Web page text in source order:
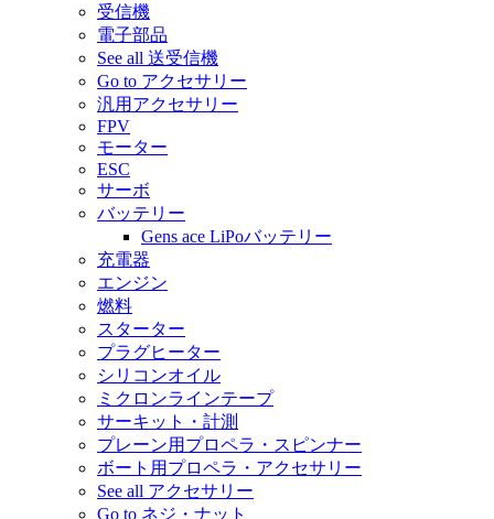
受信機
電子部品
See all 送受信機
Go to アクセサリー
汎用アクセサリー
FPV
モーター
ESC
サーボ
バッテリー
Gens ace LiPoバッテリー
充電器
エンジン
燃料
スターター
プラグヒーター
シリコンオイル
ミクロンラインテープ
サーキット・計測
プレーン用プロペラ・スピンナー
ボート用プロペラ・アクセサリー
See all アクセサリー
Go to ネジ・ナット